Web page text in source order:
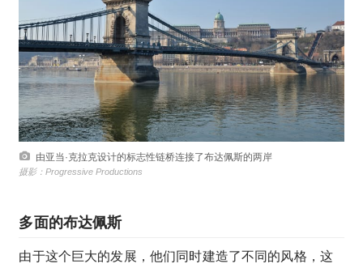
由亚当·克拉克设计的标志性链桥连接了布达佩斯的两岸
摄影：Progressive Productions
多面的布达佩斯
由于这个巨大的发展，他们同时建造了不同的风格，这